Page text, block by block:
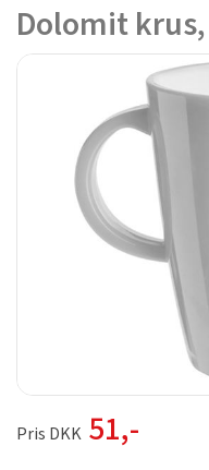
Dolomit
Pris DKK 51,-